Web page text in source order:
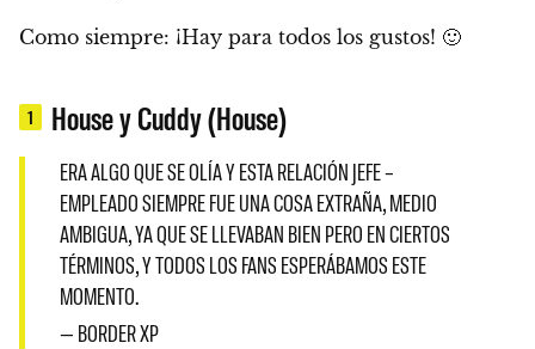
Como siempre: ¡Hay para todos los gustos! 🙂
1 House y Cuddy (House)
ERA ALGO QUE SE OLÍA Y ESTA RELACIÓN JEFE –
EMPLEADO SIEMPRE FUE UNA COSA EXTRAÑA, MEDIO
AMBIGUA, YA QUE SE LLEVABAN BIEN PERO EN CIERTOS
TÉRMINOS, Y TODOS LOS FANS ESPERÁBAMOS ESTE
MOMENTO.
— BORDER XP